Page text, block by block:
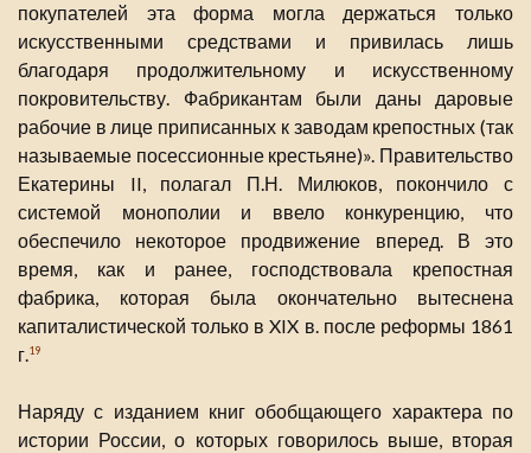
покупателей эта форма могла держаться только
искусственными средствами и привилась лишь
благодаря продолжительному и искусственному
покровительству. Фабрикантам были даны даровые
рабочие в лице приписанных к заводам крепостных (так
называемые посессионные крестьяне)». Правительство
Екатерины II, полагал П.Н. Милюков, покончило с
системой монополии и ввело конкуренцию, что
обеспечило некоторое продвижение вперед. В это
время, как и ранее, господствовала крепостная
фабрика, которая была окончательно вытеснена
капиталистической только в XIX в. после реформы 1861
г.19
Наряду с изданием книг обобщающего характера по
истории России, о которых говорилось выше, вторая